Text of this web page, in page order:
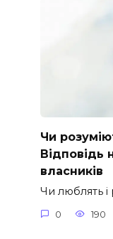
Чи
Відповідь
власників
Чи люблять і
0 190